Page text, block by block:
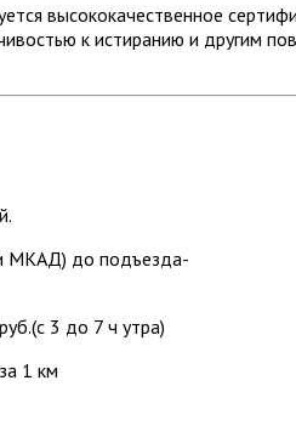
высококачественное
к истиранию и другим
МКАД) до подъезда-
3 до 7 ч утра)
1 км